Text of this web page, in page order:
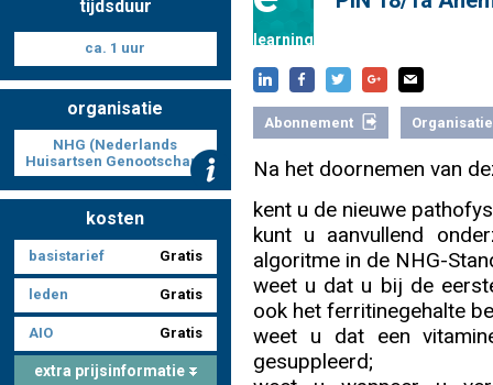
Nascholingen online (elearning)
Nascholingen op aanvraag (in-company)
Nascholing aanmelden
Zoek op kaart
tijdsduur
ca. 1 uur
organisatie
NHG (Nederlands
Huisartsen Genootschap)
kosten
basistarief Gratis
leden Gratis
AIO Gratis
extra prijsinformatie
learning
Abonnement Organisatie
Na het doornemen van
kent u de nieuwe
kunt u aanvullend
algoritme in de NHG-
weet u dat u bij de
ook het ferritinegehalte
weet u dat een
gesuppleerd;